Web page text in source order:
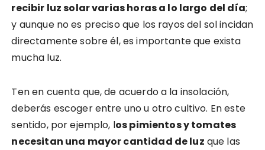
recibir luz solar varias horas a lo largo del día;
y aunque no es preciso que los rayos del sol incidan
directamente sobre él, es importante que exista
mucha luz.
Ten en cuenta que, de acuerdo a la insolación,
deberás escoger entre uno u otro cultivo. En este
sentido, por ejemplo, los pimientos y tomates
necesitan una mayor cantidad de luz que las